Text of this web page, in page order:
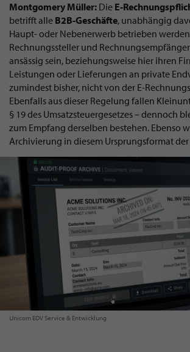
Montgomery Müller: Die E-
betrifft alle B2B-Geschäfte, unabhängig
Haupt- oder Nebenerwerb betrieben
Rechnungssteller und
ansässig sein, beziehungsweise hier ihren
Leistungen oder Lieferungen an private
zumindest bisher, nicht von der E-
Ebenfalls aus dieser Regelung fallen
§ 19 des Umsatzsteuergesetzes – dennoch
zum Empfang derselben bestehen. Ebenso
Archivierung in diesem Ursprungsformat
Unicom EDV Service & Entwicklung